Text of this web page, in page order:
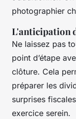
photographier
L'anticipation
Ne laissez pas
point d’étape
clôture. Cela
préparer les
surprises
exercice serein.